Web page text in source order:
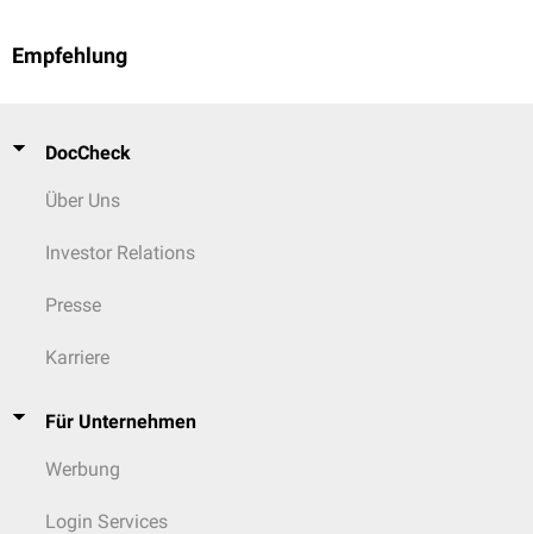
Empfehlung
DocCheck
Über Uns
Investor Relations
Presse
Karriere
Für Unternehmen
Werbung
Login Services